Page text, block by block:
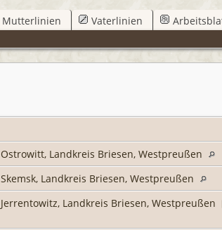
Mutterlinien Vaterlinien
Ostrowitt, Landkreis Briesen, Westpreußen
Skemsk, Landkreis Briesen, Westpreußen
Jerrentowitz, Landkreis Briesen, Westpreußen